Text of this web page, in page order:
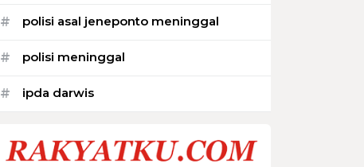
# polisi asal jeneponto meninggal
# polisi meninggal
# ipda darwis